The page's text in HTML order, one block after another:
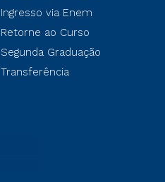
Ingresso via Enem
Retorne ao Curso
Segunda Graduação
Transferência